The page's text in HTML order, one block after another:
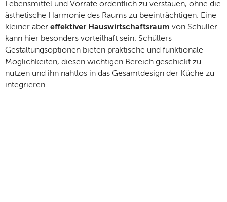
Lebensmittel und Vorräte ordentlich zu verstauen, ohne die
ästhetische Harmonie des Raums zu beeinträchtigen. Eine
kleiner aber effektiver Hauswirtschaftsraum von Schüller
kann hier besonders vorteilhaft sein. Schüllers
Gestaltungsoptionen bieten praktische und funktionale
Möglichkeiten, diesen wichtigen Bereich geschickt zu
nutzen und ihn nahtlos in das Gesamtdesign der Küche zu
integrieren.